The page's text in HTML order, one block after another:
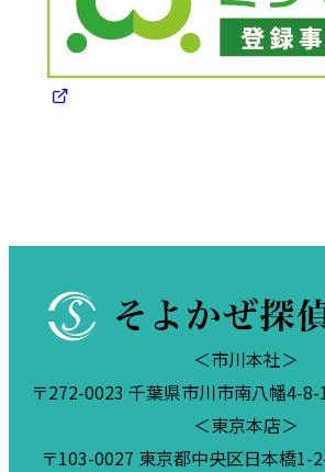
＜市川本社＞
〒272-0023 千葉県市川市南八幡4-
＜東京本店＞
〒103-0027 東京都中央区日本橋1-